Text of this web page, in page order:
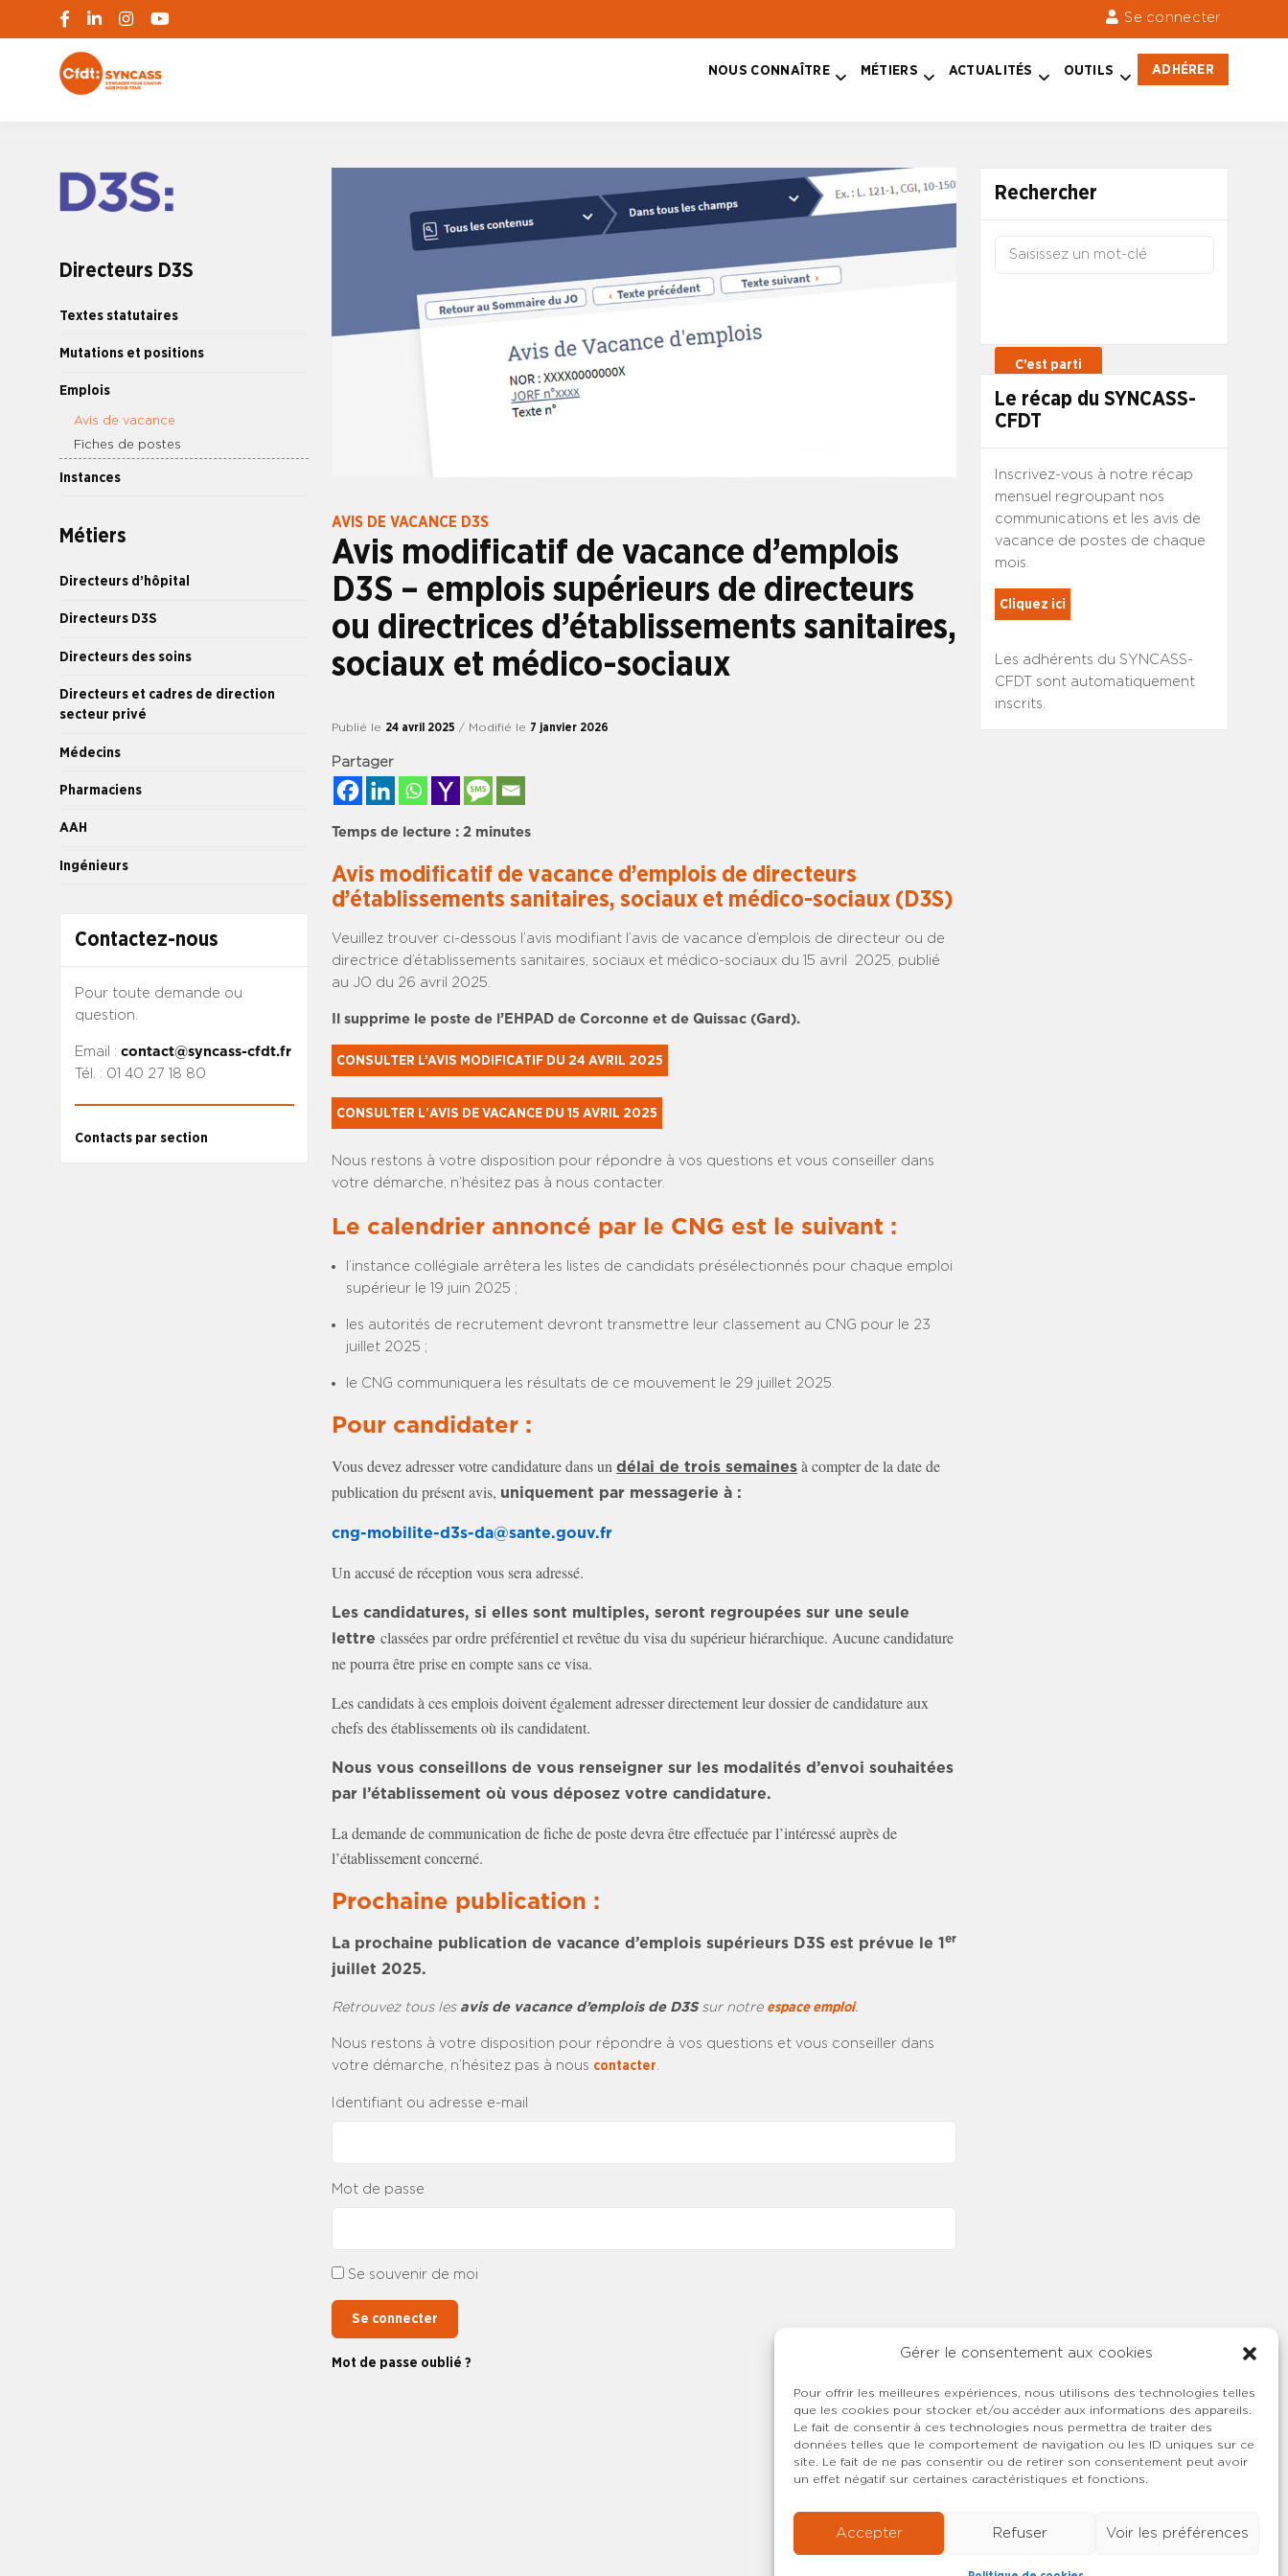
Gérer le consentement aux cookies
Pour offrir les meilleures expériences, nous utilisons des technologies telles
que les cookies pour stocker et/ou accéder aux informations des appareils.
Le fait de consentir à ces technologies nous permettra de traiter des
données telles que le comportement de navigation ou les ID uniques sur ce
site. Le fait de ne pas consentir ou de retirer son consentement peut avoir
un effet négatif sur certaines caractéristiques et fonctions.
Accepter Refuser Voir les préférences
Se connecter
NOUS CONNAÎTRE MÉTIERS ACTUALITÉS OUTILS ADHÉRER
Directeurs D3S
Textes statutaires
Mutations et positions
Emplois
Avis de vacance
Fiches de postes
Instances
Métiers
Directeurs d’hôpital
Directeurs D3S
Directeurs des soins
Directeurs et cadres de direction
secteur privé
Médecins
Pharmaciens
AAH
Ingénieurs
Contactez-nous
Pour toute demande ou
question.
Email : contact@syncass-cfdt.fr
Tél. : 01 40 27 18 80
Contacts par section
AVIS DE VACANCE D3S
Avis modificatif de vacance d’emplois
D3S – emplois supérieurs de directeurs
ou directrices d’établissements sanitaires,
sociaux et médico-sociaux
Publié le 24 avril 2025 / Modifié le 7 janvier 2026
Partager
Temps de lecture : 2 minutes
Avis modificatif de vacance d’emplois de directeurs
d’établissements sanitaires, sociaux et médico-sociaux (D3S)
Veuillez trouver ci-dessous l’avis modifiant l’avis de vacance d’emplois de directeur ou de
directrice d’établissements sanitaires, sociaux et médico-sociaux du 15 avril 2025, publié
au JO du 26 avril 2025.
Il supprime le poste de l’EHPAD de Corconne et de Quissac (Gard).
CONSULTER L’AVIS MODIFICATIF DU 24 AVRIL 2025
CONSULTER L'AVIS DE VACANCE DU 15 AVRIL 2025
Nous restons à votre disposition pour répondre à vos questions et vous conseiller dans
votre démarche, n’hésitez pas à nous contacter.
Le calendrier annoncé par le CNG est le suivant :
l’instance collégiale arrêtera les listes de candidats présélectionnés pour chaque emploi
supérieur le 19 juin 2025 ;
les autorités de recrutement devront transmettre leur classement au CNG pour le 23
juillet 2025 ;
le CNG communiquera les résultats de ce mouvement le 29 juillet 2025.
Pour candidater :
Vous devez adresser votre candidature dans un délai de trois semaines à compter de la date de
publication du présent avis, uniquement par messagerie à :
cng-mobilite-d3s-da@sante.gouv.fr
Un accusé de réception vous sera adressé.
Les candidatures, si elles sont multiples, seront regroupées sur une seule
lettre classées par ordre préférentiel et revêtue du visa du supérieur hiérarchique. Aucune candidature
ne pourra être prise en compte sans ce visa.
Les candidats à ces emplois doivent également adresser directement leur dossier de candidature aux
chefs des établissements où ils candidatent.
Nous vous conseillons de vous renseigner sur les modalités d’envoi souhaitées
par l’établissement où vous déposez votre candidature.
La demande de communication de fiche de poste devra être effectuée par l’intéressé auprès de
l’établissement concerné.
Prochaine publication :
La prochaine publication de vacance d’emplois supérieurs D3S est prévue le 1 er
juillet 2025.
Retrouvez tous les avis de vacance d’emplois de D3S sur notre espace emploi.
Nous restons à votre disposition pour répondre à vos questions et vous conseiller dans
votre démarche, n’hésitez pas à nous contacter
Identifiant ou adresse e-mail
Mot de passe
Se souvenir de moi
Se connecter
Mot de passe oublié ?
Rechercher
Le récap du SYNCASS-
CFDT
Inscrivez-vous à notre récap
mensuel regroupant nos
communications et les avis de
vacance de postes de chaque
mois.
Cliquez ici
Les adhérents du SYNCASS-
CFDT sont automatiquement
inscrits.